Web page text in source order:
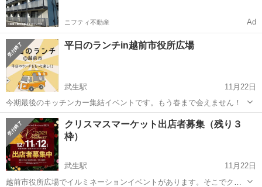
ニフティ不動産 Ad
平日のランチin越前市役所広場
武生駅
11月22日
今期最後のキッチンカー集結イベントです。もう春まで会えません！
福井 越前市 武生駅 フリーマーケット ランチ
クリスマスマーケット出店者募集（残り３
枠）
武生駅
11月22日
越前市役所広場でイルミネーションイベントがあります。そこでクリ